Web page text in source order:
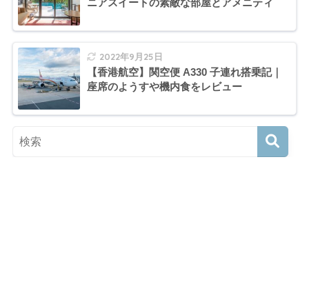
ニアスイートの素敵な部屋とアメニティ
2022年9月25日
【香港航空】関空便 A330 子連れ搭乗記｜
座席のようすや機内食をレビュー